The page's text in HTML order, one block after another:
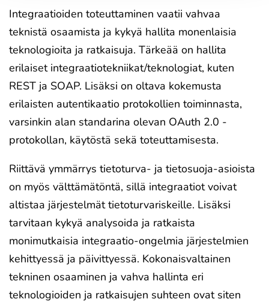
Integraatioiden toteuttaminen vaatii vahvaa
teknistä osaamista ja kykyä hallita monenlaisia
teknologioita ja ratkaisuja. Tärkeää on hallita
erilaiset integraatiotekniikat/teknologiat, kuten
REST ja SOAP. Lisäksi on oltava kokemusta
erilaisten autentikaatio protokollien toiminnasta,
varsinkin alan standarina olevan OAuth 2.0 -
protokollan, käytöstä sekä toteuttamisesta.
Riittävä ymmärrys tietoturva- ja tietosuoja-asioista
on myös välttämätöntä, sillä integraatiot voivat
altistaa järjestelmät tietoturvariskeille. Lisäksi
tarvitaan kykyä analysoida ja ratkaista
monimutkaisia integraatio-ongelmia järjestelmien
kehittyessä ja päivittyessä. Kokonaisvaltainen
tekninen osaaminen ja vahva hallinta eri
teknologioiden ja ratkaisujen suhteen ovat siten